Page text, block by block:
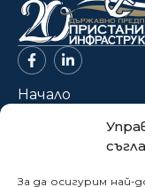
За да осигурим най-
Начало
Новини